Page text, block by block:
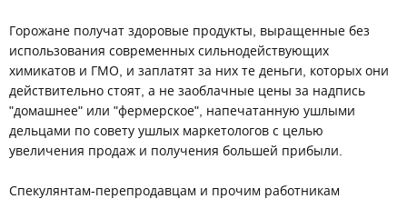
Горожане получат здоровые продукты, выращенные без
использования современных сильнодействующих
химикатов и ГМО, и заплатят за них те деньги, которых они
действительно стоят, а не заоблачные цены за надпись
"домашнее" или "фермерское", напечатанную ушлыми
дельцами по совету ушлых маркетологов с целью
увеличения продаж и получения большей прибыли.
Спекулянтам-перепродавцам и прочим работникам